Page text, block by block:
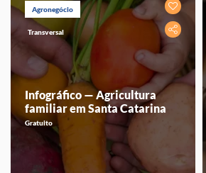
Agronegócio
Transversal
Infográfico — Agricultura
familiar em Santa Catarina
Gratuito